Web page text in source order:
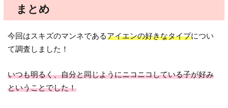
まとめ
今回はスキズのマンネであるアイエンの好きなタイプについ
て調査しました！
いつも明るく、自分と同じようにニコニコしている子が好み
ということでした！